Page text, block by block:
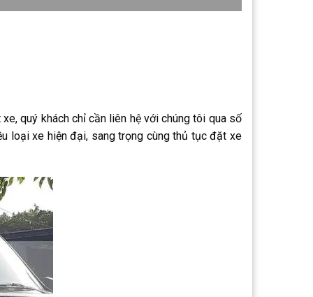
quý khách chỉ cần liên hệ với chúng tôi qua số
loại xe hiện đại, sang trọng cùng thủ tục đặt xe